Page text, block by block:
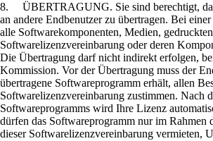
8. ÜBERTRAGUNG. Sie sind berechtigt,
an andere Endbenutzer zu übertragen. Bei
alle Softwarekomponenten, Medien,
Softwarelizenzvereinbarung oder deren
Die Übertragung darf nicht indirekt erfolgen,
Kommission. Vor der Übertragung muss der
übertragene Softwareprogramm erhält, allen
Softwarelizenzvereinbarung zustimmen. Nach
Softwareprogramms wird Ihre Lizenz
dürfen das Softwareprogramm nur im Rahmen
dieser Softwarelizenzvereinbarung vermieten,